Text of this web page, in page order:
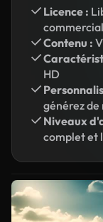
Licence :
Contenu :
HD
générez de
Niveaux
complet et